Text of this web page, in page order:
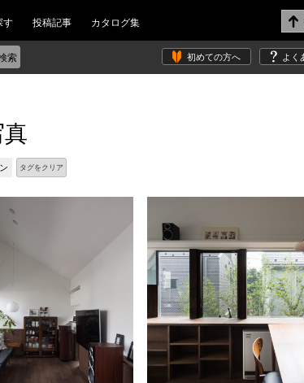
す 投稿記事 カタログ集
初めての方へ よく
タグをクリア